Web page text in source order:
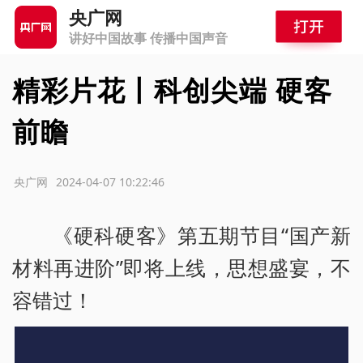
央广网
讲好中国故事 传播中国声音
精彩片花丨科创尖端 硬客
前瞻
2024-04-07 10:22:46
央广网
《硬科硬客》第五期节目“国产新
材料再进阶”即将上线，思想盛宴，不
容错过！